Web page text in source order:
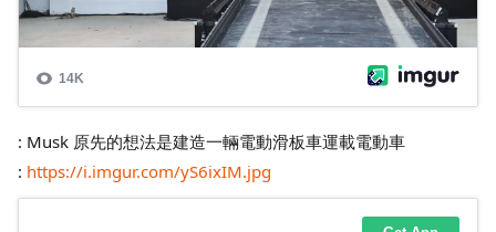
: Musk 原先的想法是建造一輛電動滑板車運載電動車
: https://i.imgur.com/yS6ixIM.jpg